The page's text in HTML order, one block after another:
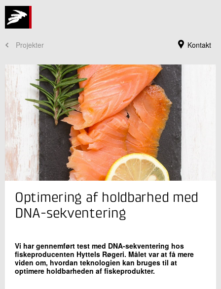
Kontakt
Projekter
Jeg er din kontaktperson
Birgit Groth Storgaard
Seniorkonsulent
Fødevaresikkerhed og Kvalitet
Skriv til mig
Optimering af holdbarhed med
DNA-sekventering
Vi har gennemført test med DNA-sekventering hos
fiskeproducenten Hyttels Røgeri. Målet var at få mere
viden om, hvordan teknologien kan bruges til at
optimere holdbarheden af fiskeprodukter.